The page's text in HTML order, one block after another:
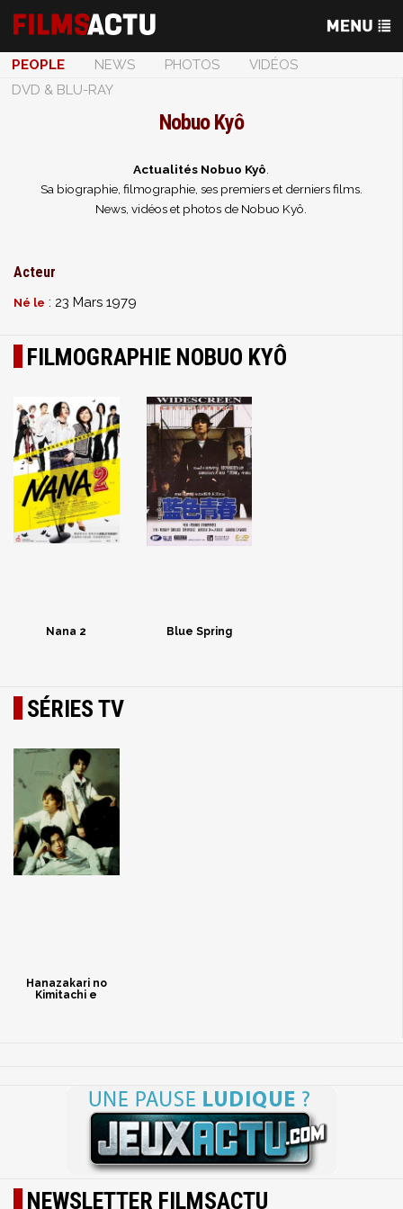
PEOPLE NEWS PHOTOS
VIDÉOS
DVD & BLU-RAY
Nobuo Kyô
Actualités Nobuo Kyô
Sa biographie, filmographie, ses premiers et derniers films.
News, vidéos et photos de Nobuo Kyô.
Acteur
Né le : 23 Mars 1979
FILMOGRAPHIE NOBUO KYÔ
Nana 2 Blue Spring
SÉRIES TV
Hanazakari no
Kimitachi e
NEWSLETTER FILMSACTU